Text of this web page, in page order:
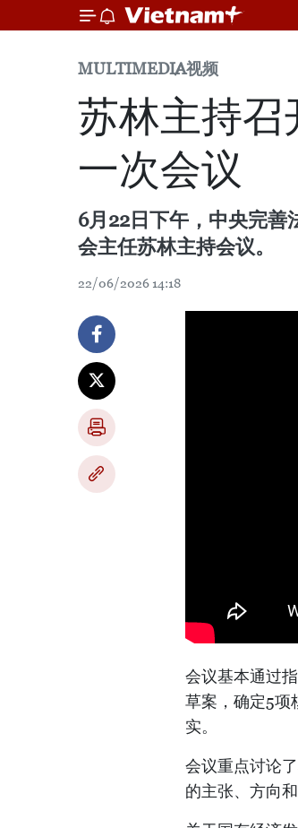
MULTIMEDIA视频
苏林主持召
一次会议
6月22日下午，中央完善
会主任苏林主持会议。
22/06/2026 14:18
会议基本通过
草案，确定5项
实。
会议重点讨论
的主张、方向